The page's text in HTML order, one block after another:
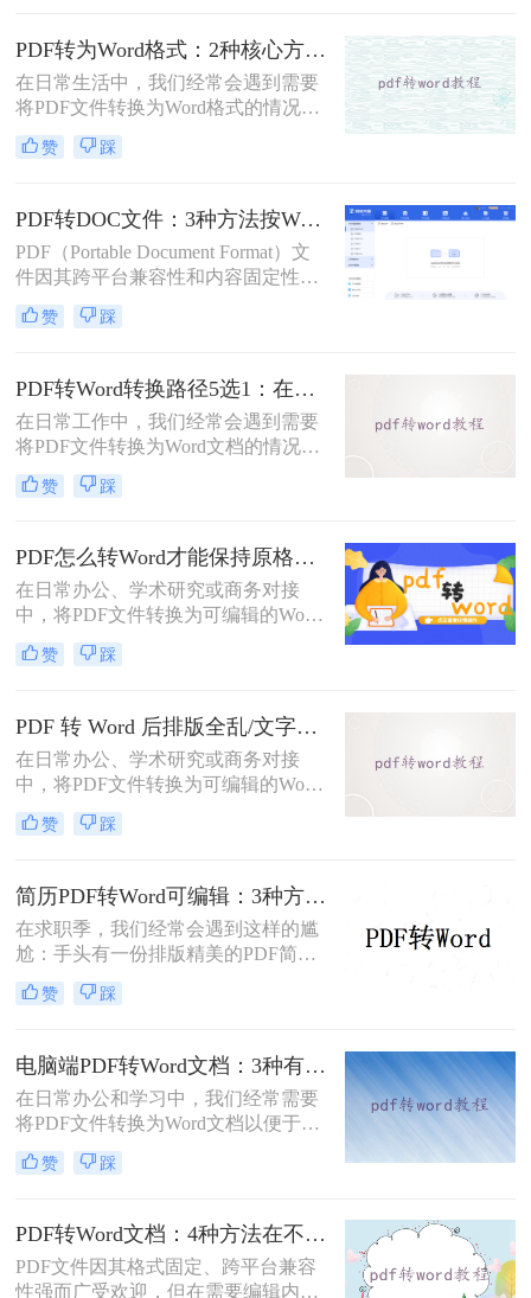
助大家轻松应对这一需求。
PDF转为Word格式：2种核心方法的适用场景和操作差异！
在日常生活中，我们经常会遇到需要
将PDF文件转换为Word格式的情况，
以便于编辑和修改文件内容。那么如
何将pdf转为word格式呢？本文将介绍
赞 踩
PDF转DOC文件：3种方法按Word版本兼容性选择！
PDF（Portable Document Format）文
件因其跨平台兼容性和内容固定性而
广受欢迎，但在某些情况下，我们可
能需要将其转换为DOC（Microsoft
那么pdf文件怎么转换成doc文件呢？
本文将介绍三种将PDF文件转换成
DOC文件的方法。
赞 踩
PDF转Word转换路径5选1：在线、软件、手机端各场景最优解！
在日常工作中，我们经常会遇到需要
将PDF文件转换为Word文档的情况，
以便对内容进行编辑或修改。那么pdf
转word怎么转呢？本文将介绍五种将
最适合自己的转换方式。
赞 踩
PDF怎么转Word才能保持原格式不变/版式不乱？3种专业有效方法全解析！
在日常办公、学术研究或商务对接
中，将PDF文件转换为可编辑的Word
文档是极高频的需求。但最令人头疼
的往往不是转换本身，而是转换后出
等“惨剧”。因此，很多人都在苦苦寻
找“PDF怎么转Word才能保持原格式
不变/版式不乱”的完美方案。
赞 踩
PDF 转 Word 后排版全乱/文字错位/串行/乱跑怎么办？3种高保真转换方法全解析
在日常办公、学术研究或商务对接
中，将PDF文件转换为可编辑的Word
文档是极高频的需求。但最令人头疼
的往往不是转换本身，而是转换后出
等“惨剧”。面对PDF 转 Word 后排版
全乱/文字错位/串行/乱跑怎么办这一
难题，很多人尝试了各种免费工具却
依然无法解决。
赞 踩
简历PDF转Word可编辑：3种方法保留排版不乱的实测！
在求职季，我们经常会遇到这样的尴
尬：手头有一份排版精美的PDF简
历，但招聘系统只允许上传Word格
式，或者HR希望能直接在简历上修
怎么转word简历的技巧就显得至关重
要。直接复制粘贴不仅会打乱排版，
还可能丢失关键信息。
赞 踩
电脑端PDF转Word文档：3种有效方法的具体操作步骤！
在日常办公和学习中，我们经常需要
将PDF文件转换为Word文档以便于编
辑和修改。那么电脑上pdf怎么转换成
word文档呢？本文将介绍三种将PDF
完成PDF到Word的转换。
赞 踩
PDF转Word文档：4种方法在不同文件类型下的转换效果！
PDF文件因其格式固定、跨平台兼容
性强而广受欢迎，但在需要编辑内容